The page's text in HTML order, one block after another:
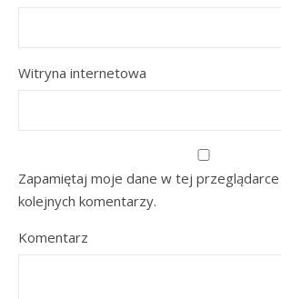
Witryna internetowa
Zapamiętaj moje dane w tej
kolejnych komentarzy.
Komentarz